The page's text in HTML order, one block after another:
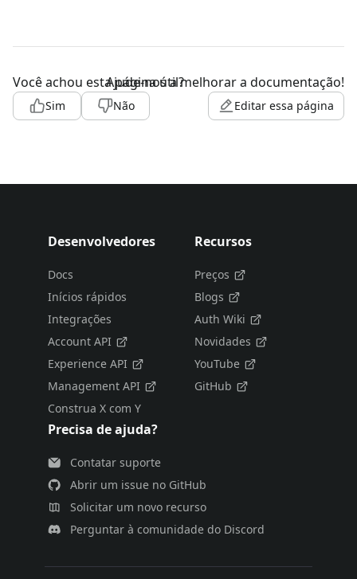
Você achou esta página útil?
Sim Não
Ajude-nos a melhorar a documentação!
Editar essa página
Desenvolvedores
Docs
Inícios rápidos
Integrações
Account API
Experience API
Management API
Construa X com Y
Recursos
Preços
Blogs
Auth Wiki
Novidades
YouTube
GitHub
Precisa de ajuda?
Contatar suporte
Abrir um issue no GitHub
Solicitar um novo recurso
Perguntar à comunidade do Discord